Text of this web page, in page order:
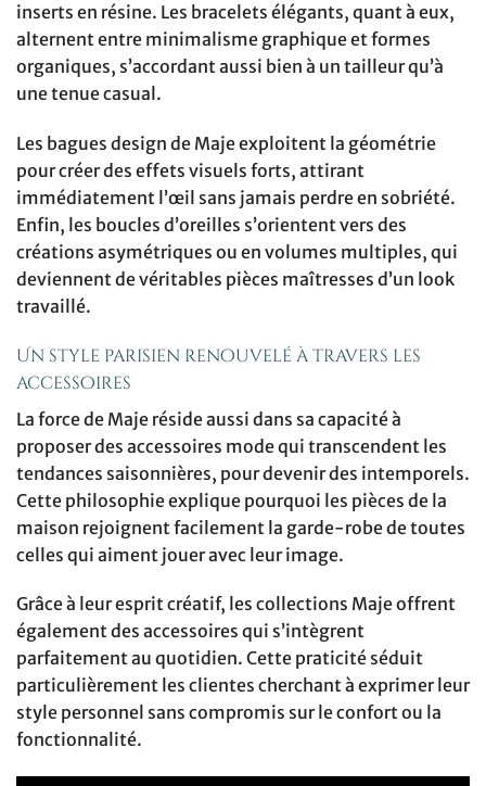
inserts en résine. Les bracelets élégants, quant à eux,
alternent entre minimalisme graphique et formes
organiques, s’accordant aussi bien à un tailleur qu’à
une tenue casual.
Les bagues design de Maje exploitent la géométrie
pour créer des effets visuels forts, attirant
immédiatement l’œil sans jamais perdre en sobriété.
Enfin, les boucles d’oreilles s’orientent vers des
créations asymétriques ou en volumes multiples, qui
deviennent de véritables pièces maîtresses d’un look
travaillé.
Un style parisien renouvelé à travers les
accessoires
La force de Maje réside aussi dans sa capacité à
proposer des accessoires mode qui transcendent les
tendances saisonnières, pour devenir des intemporels.
Cette philosophie explique pourquoi les pièces de la
maison rejoignent facilement la garde-robe de toutes
celles qui aiment jouer avec leur image.
Grâce à leur esprit créatif, les collections Maje offrent
également des accessoires qui s’intègrent
parfaitement au quotidien. Cette praticité séduit
particulièrement les clientes cherchant à exprimer leur
style personnel sans compromis sur le confort ou la
fonctionnalité.